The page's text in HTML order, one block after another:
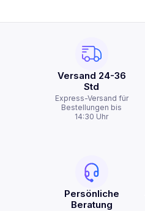
Versand 24-36
Std
Express-Versand für
Bestellungen bis
14:30 Uhr
Persönliche
Beratung